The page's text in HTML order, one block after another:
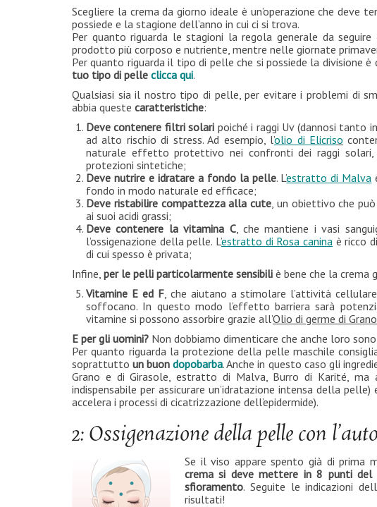
Scegliere la crema da giorno ideale è un’operazione che
possiede e la stagione dell’anno in cui ci si trova.
Per quanto riguarda le stagioni la regola generale da
prodotto più corposo e nutriente, mentre nelle giornate
Per quanto riguarda il tipo di pelle che si possiede la divisione è
tuo tipo di pelle clicca qui.
Qualsiasi sia il nostro tipo di pelle, per evitare i problemi di
abbia queste caratteristiche:
Deve contenere filtri solari poiché i raggi Uv (dannosi tanto
ad alto rischio di stress. Ad esempio, l’olio di Elicriso
naturale effetto protettivo nei confronti dei raggi
protezioni sintetiche;
Deve nutrire e idratare a fondo la pelle. L’estratto di Malva
fondo in modo naturale ed efficace;
Deve ristabilire compattezza alla cute, un obiettivo che
ai suoi acidi grassi;
Deve contenere la vitamina C, che mantiene i vasi
l’ossigenazione della pelle. L’estratto di Rosa caninaè ricco
di cui spesso è privata;
Infine, per le pelli particolarmente sensibili è bene che la crema
Vitamine E ed F, che aiutano a stimolare l’attività
soffocano. In questo modo l’effetto barriera sarà
vitamine si possono assorbire grazie all’Olio di germe di
E per gli uomini? Non dobbiamo dimenticare che anche loro
Per quanto riguarda la protezione della pelle maschile
soprattuttoun buondopobarba. Anche in questo caso gli
Grano e di Girasole, estratto di Malva, Burro di Karité, ma
indispensabile per assicurare un’idratazione intensa della pelle)
accelera i processi di cicatrizzazione dell’epidermide).
2: Ossigenazione della pelle con
Se il viso appare spento già di prima
crema si deve mettere in 8 punti
sfioramento. Seguite le indicazioni
risultati!